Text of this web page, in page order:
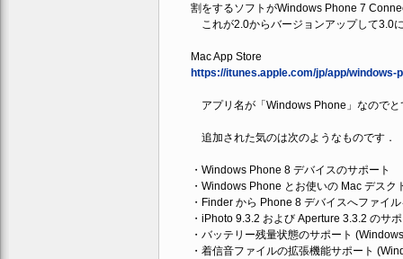
割をするソフトがWindows Phone 7
これが2.0からバージョンアップして3.0
Mac App Store
https://itunes.apple.com/jp/app/windows-
アプリ名が「Windows Phone」なのでと
追加された気のは次のようなものです．
・Windows Phone 8 デバイスのサポート
・Windows Phone とお使いの Mac デス
・Finder から Phone 8 デバイスへファイ
・iPhoto 9.3.2 および Aperture 3.3.2 のサ
・バッテリー残量状態のサポート
・着信音ファイルの拡張機能サポート